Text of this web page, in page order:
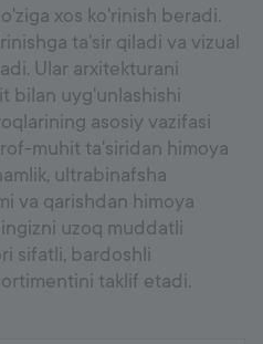
xos ko'rinish beradi.
ta'sir qiladi va vizual
Ular arxitekturani
bilan uyg'unlashishi
asosiy vazifasi
muhit ta'siridan himoya
ultrabinafsha
va qarishdan himoya
uzoq muddatli
sifatli, bardoshli
taklif etadi.